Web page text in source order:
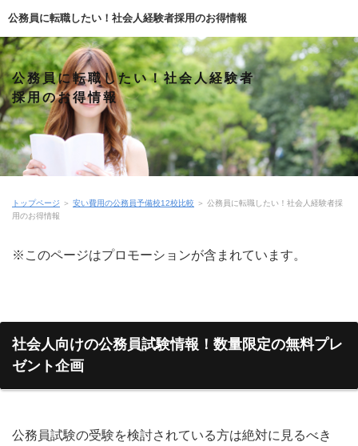
公務員に転職したい！社会人経験者採用のお得情報
公務員に転職したい！社会人経験者
採用のお得情報
トップページ ＞ 安い費用の公務員予備校12校比較 ＞ 公務員に転職したい！社会人経験者採
用のお得情報
※このページはプロモーションが含まれています。
社会人向けの公務員試験情報！数量限定の無料プレ
ゼント企画
公務員試験の受験を検討されている方は絶対に見るべき